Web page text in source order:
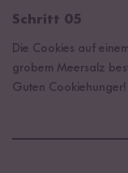
Schritt 05
Die Cookies auf
grobem Meersalz
Guten Cookiehunger!